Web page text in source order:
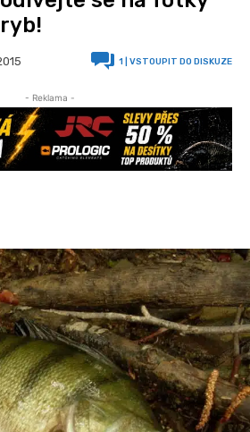
1 | VSTOUPIT DO DISKUZE
- Reklama -